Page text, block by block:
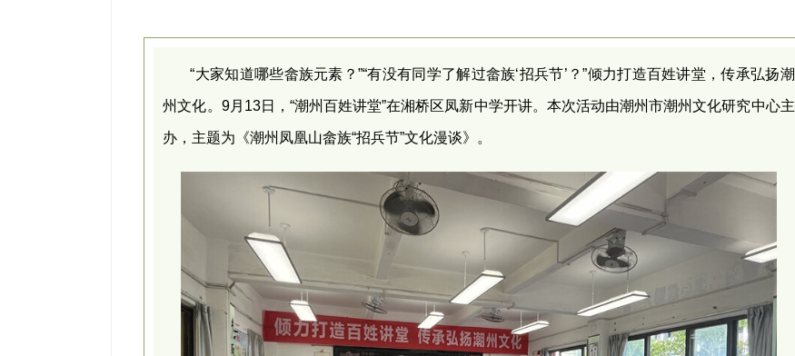
“大家知道哪些畲族元素？”“有没有同学了解过畲族‘招兵节’？”倾力打造百姓讲堂，传承弘扬潮
州文化。9月13日，“潮州百姓讲堂”在湘桥区凤新中学开讲。本次活动由潮州市潮州文化研究中心主
办，主题为《潮州凤凰山畲族“招兵节”文化漫谈》。